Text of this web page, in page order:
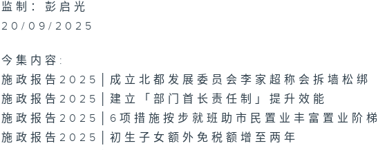
时事摘录
监制：彭启光
20/09/2025
今集内容:
施政报告2025│成立北都发展委员会李家超称会拆墙松绑
施政报告2025│建立「部门首长责任制」提升效能
施政报告2025│6项措施按步就班助市民置业丰富置业阶梯
施政报告2025│初生子女额外免税额增至两年